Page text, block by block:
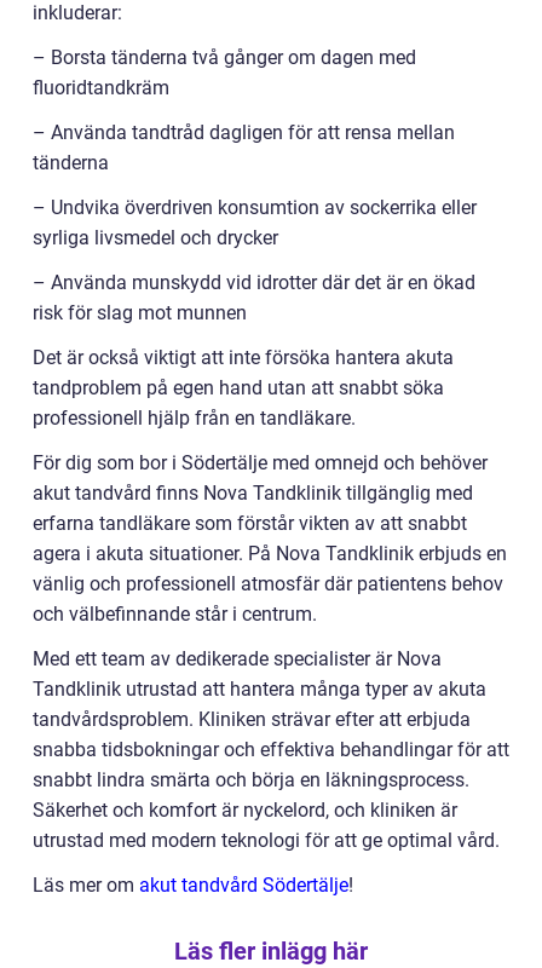
inkluderar:
– Borsta tänderna två gånger om dagen med
fluoridtandkräm
– Använda tandtråd dagligen för att rensa mellan
tänderna
– Undvika överdriven konsumtion av sockerrika eller
syrliga livsmedel och drycker
– Använda munskydd vid idrotter där det är en ökad
risk för slag mot munnen
Det är också viktigt att inte försöka hantera akuta
tandproblem på egen hand utan att snabbt söka
professionell hjälp från en tandläkare.
För dig som bor i Södertälje med omnejd och behöver
akut tandvård finns Nova Tandklinik tillgänglig med
erfarna tandläkare som förstår vikten av att snabbt
agera i akuta situationer. På Nova Tandklinik erbjuds en
vänlig och professionell atmosfär där patientens behov
och välbefinnande står i centrum.
Med ett team av dedikerade specialister är Nova
Tandklinik utrustad att hantera många typer av akuta
tandvårdsproblem. Kliniken strävar efter att erbjuda
snabba tidsbokningar och effektiva behandlingar för att
snabbt lindra smärta och börja en läkningsprocess.
Säkerhet och komfort är nyckelord, och kliniken är
utrustad med modern teknologi för att ge optimal vård.
Läs mer om akut tandvård Södertälje!
Läs fler inlägg här